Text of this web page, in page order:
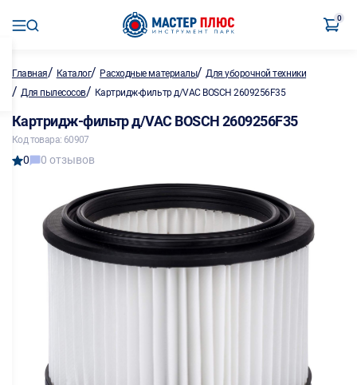
0
Главная/ Каталог/ Расходные материалы/Для уборочной техники
/ Для пылесосов/ Картридж-фильтр д/VAC BOSCH 2609256F35
Картридж-фильтр д/VAC BOSCH 2609256F35
Код товара: 60907
0 0 отзывов